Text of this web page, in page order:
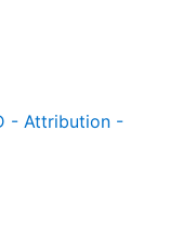
- Attribution -